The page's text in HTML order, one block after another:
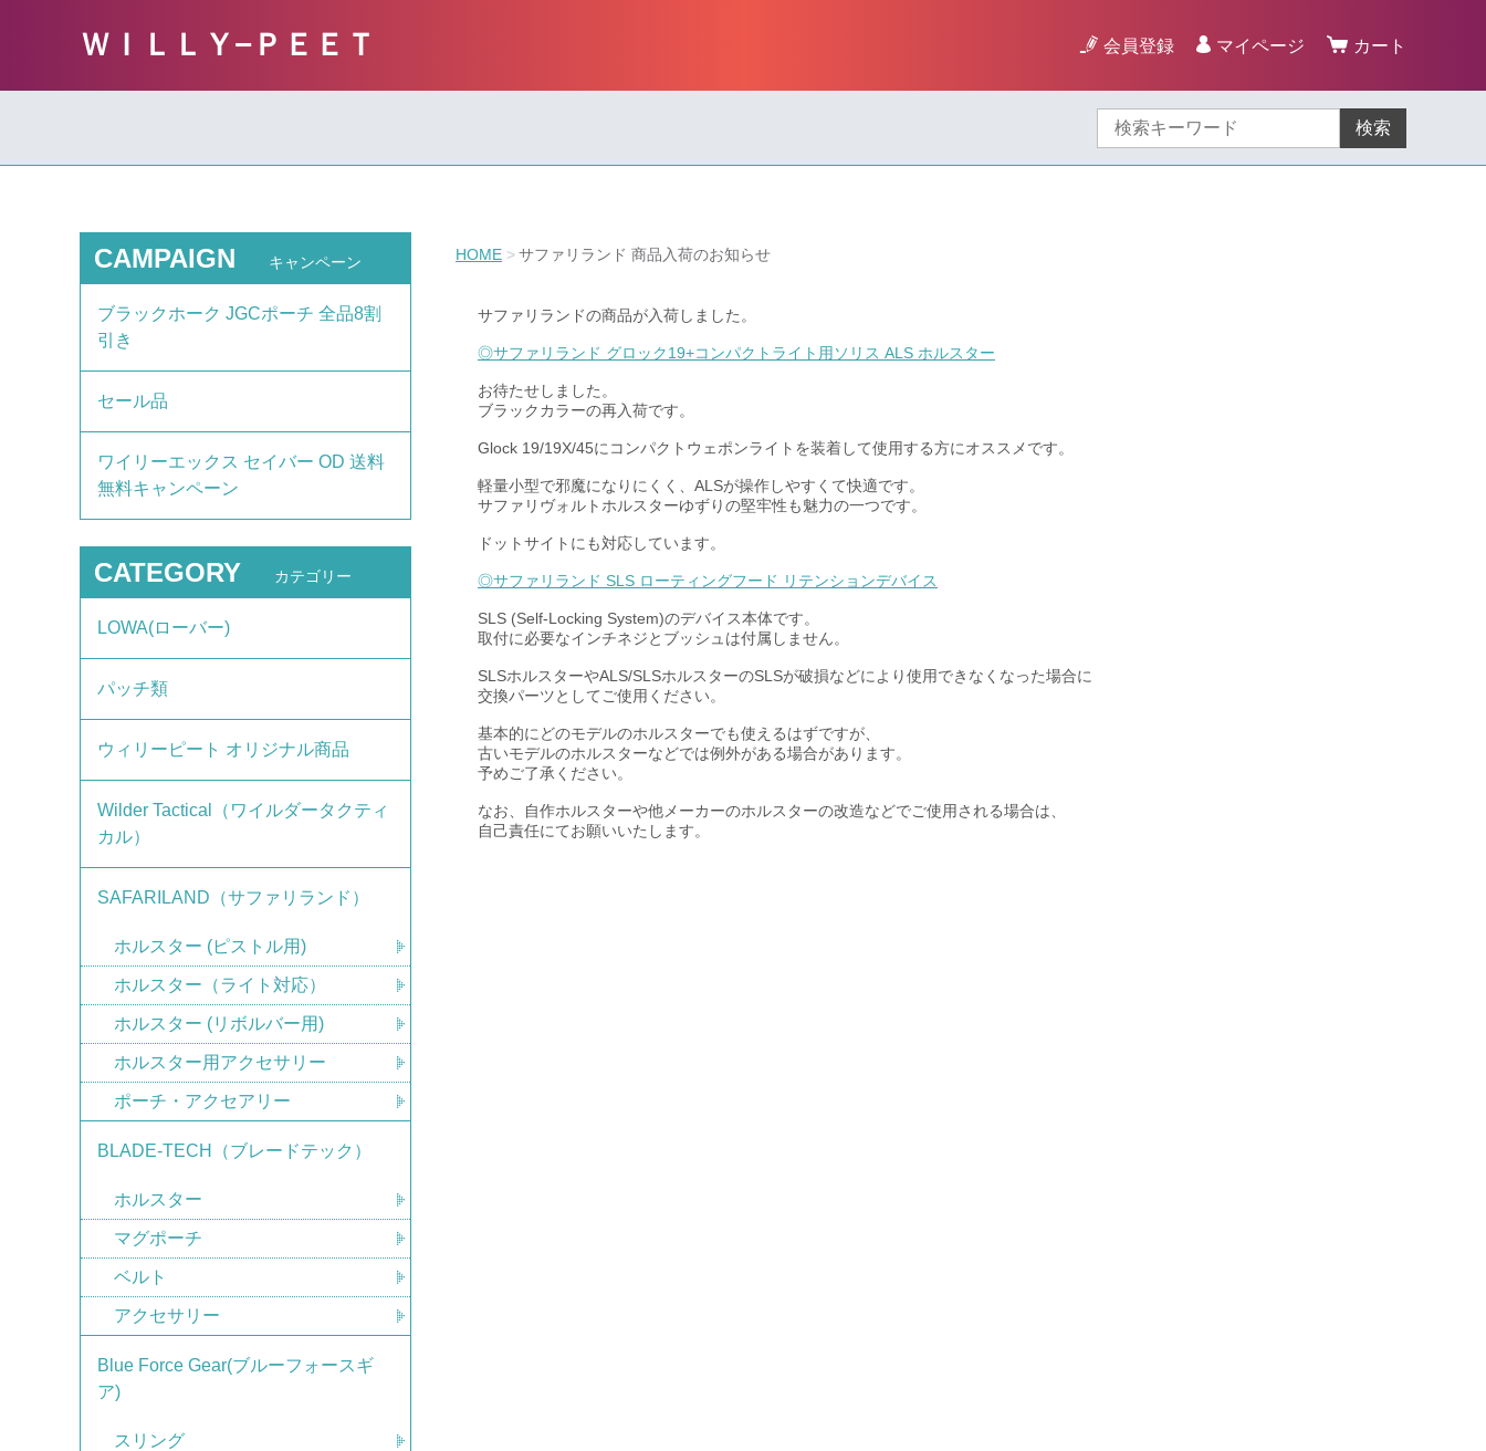
ＷＩＬＬＹ−ＰＥＥＴ 会員登録 マイページ カート
検索
HOME サファリランド 商品入荷のお知らせ
サファリランドの商品が入荷しました。
◎サファリランド グロック19+コンパクトライト用ソリス ALS ホルスター
お待たせしました。
ブラックカラーの再入荷です。
Glock 19/19X/45にコンパクトウェポンライトを装着して使用する方にオススメです。
軽量小型で邪魔になりにくく、ALSが操作しやすくて快適です。
サファリヴォルトホルスターゆずりの堅牢性も魅力の一つです。
ドットサイトにも対応しています。
◎サファリランド SLS ローティングフード リテンションデバイス
SLS (Self-Locking System)のデバイス本体です。
取付に必要なインチネジとブッシュは付属しません。
SLSホルスターやALS/SLSホルスターのSLSが破損などにより使用できなくなった場合に
交換パーツとしてご使用ください。
基本的にどのモデルのホルスターでも使えるはずですが、
古いモデルのホルスターなどでは例外がある場合があります。
予めご了承ください。
なお、自作ホルスターや他メーカーのホルスターの改造などでご使用される場合は、
自己責任にてお願いいたします。
CAMPAIGN キャンペーン
ブラックホーク JGCポーチ 全品8割
引き
セール品
ワイリーエックス セイバー OD 送料
無料キャンペーン
CATEGORY カテゴリー
LOWA(ローバー)
パッチ類
ウィリーピート オリジナル商品
Wilder Tactical（ワイルダータクティ
カル）
SAFARILAND（サファリランド）
ホルスター (ピストル用)
ホルスター（ライト対応）
ホルスター (リボルバー用)
ホルスター用アクセサリー
ポーチ・アクセアリー
BLADE-TECH（ブレードテック）
ホルスター
マグポーチ
ベルト
アクセサリー
Blue Force Gear(ブルーフォースギ
ア)
スリング